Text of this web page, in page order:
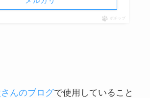
ポチップ
んのブログで使用していること